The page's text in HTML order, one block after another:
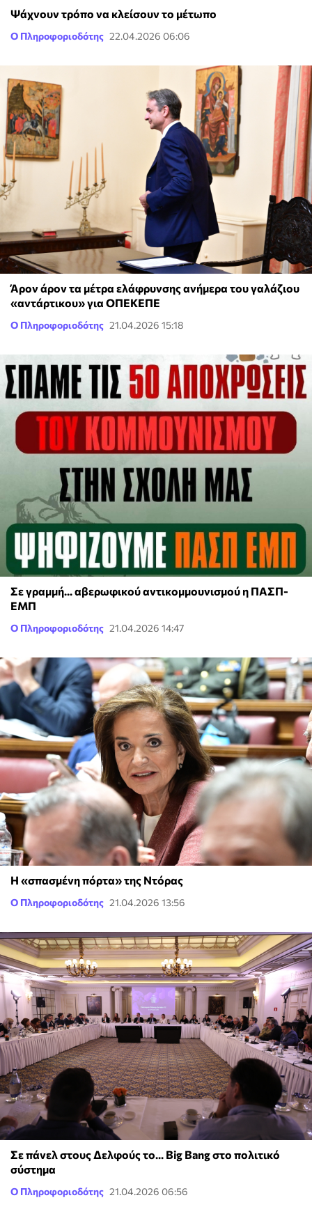
Ψάχνουν τρόπο να κλείσουν το μέτωπο
Ο Πληροφοριοδότης 22.04.2026 06:06
Άρον άρον τα μέτρα ελάφρυνσης ανήμερα του γαλάζιου
«αντάρτικου» για ΟΠΕΚΕΠΕ
Ο Πληροφοριοδότης 21.04.2026 15:18
Σε γραμμή... αβερωφικού αντικομμουνισμού η ΠΑΣΠ-
ΕΜΠ
Ο Πληροφοριοδότης 21.04.2026 14:47
Η «σπασμένη πόρτα» της Ντόρας
Ο Πληροφοριοδότης 21.04.2026 13:56
Σε πάνελ στους Δελφούς το... Big Bang στο πολιτικό
σύστημα
Ο Πληροφοριοδότης 21.04.2026 06:56